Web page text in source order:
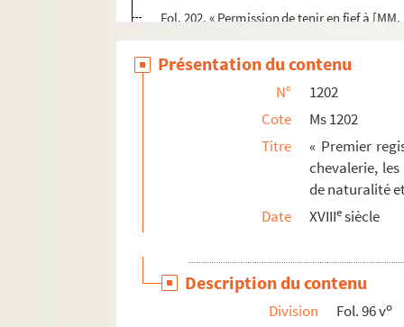
Fol. 202. « Permission de tenir en fief à
Fol. 207 vo. « Permission de tenir en fief au
Fol. 211. « Permission de tenir en fief pour
Fol. 214 vo. « Lettres de noblesse pour M.
Fol. 218. « Lettres de noblesse pour M.
Fol. 222 vo. « Permission de tenir en fief
Fol. 228. « Permission de tenir en fief pour
Fol. 232. « Titre d'honneur de chevalier
Fol. 236. « Lettres de noblesse pour M.
Fol. 239. « Lettres de chevalerie pour noble
Présentation du contenu
N°
1202
Cote
Ms 1202
Titre
« Premier
chevalerie,
de naturalité
Date
XVIIIesiècle
Description du contenu
Division Fol. 96 vo